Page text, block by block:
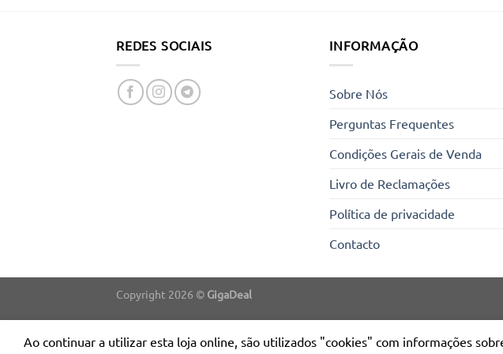
REDES SOCIAIS INFORMAÇÃO
Sobre Nós
Perguntas Frequentes
Condições Gerais de Venda
Livro de Reclamações
Política de privacidade
Contacto
Copyright 2026 © GigaDeal
Ao continuar a utilizar esta loja online, são utilizados "cookies" com informações